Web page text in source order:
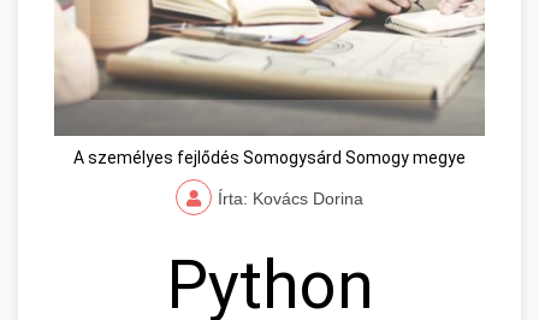
A személyes fejlődés Somogysárd Somogy megye
Írta: Kovács Dorina
Python